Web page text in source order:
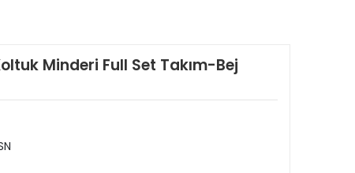
Minderi Full Set Takım-Bej